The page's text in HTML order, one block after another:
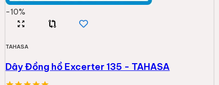
-10%
TAHASA
Dây Đồng hồ Excerter 135 - TAHASA